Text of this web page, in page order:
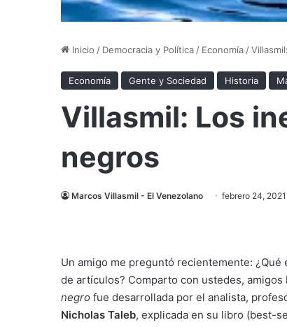
Inicio / Democracia y Política / Economía /
Economía Gente y Sociedad Historia
Villasmil: Los
negros
Marcos Villasmil - El Venezolano febrero 24, 2021
Un amigo me preguntó recientemente: ¿Qué
de artículos? Comparto con ustedes,
negro fue desarrollada por el analista,
Nicholas Taleb, explicada en su libro (best-